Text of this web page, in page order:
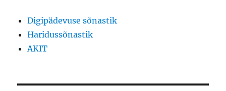
Digipädevuse sõnastik
Haridussõnastik
AKIT